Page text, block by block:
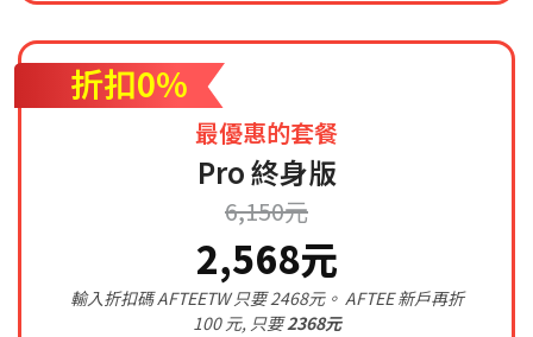
折扣0%
最優惠的套餐
Pro 終身版
6,150元
2,568元
輸入折扣碼 AFTEETW 只要 2468元。 AFTEE 新戶再折
100 元, 只要2368元